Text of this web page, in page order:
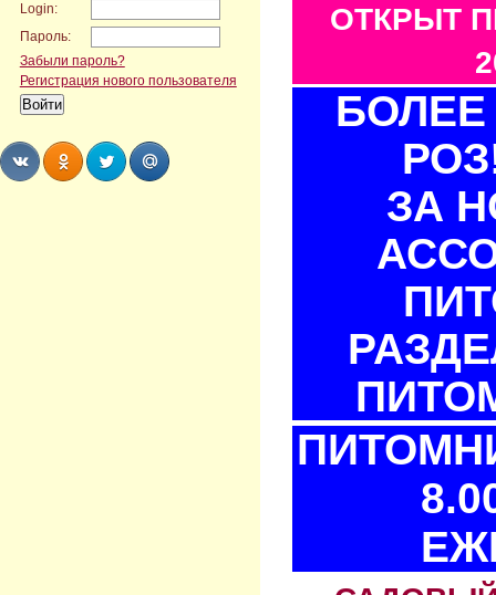
Login:
Пароль:
Забыли пароль?
Регистрация нового пользователя
ОТКРЫТ
БОЛЕЕ
ЗА